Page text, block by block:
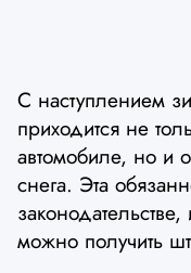
С наступлением
приходится не
автомобиле, но и
снега. Эта
можно получить